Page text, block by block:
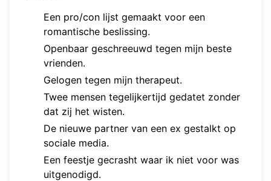
Een pro/con lijst gemaakt voor een
romantische beslissing.
Openbaar geschreeuwd tegen mijn beste
vrienden.
Gelogen tegen mijn therapeut.
Twee mensen tegelijkertijd gedatet zonder
dat zij het wisten.
De nieuwe partner van een ex gestalkt op
sociale media.
Een feestje gecrasht waar ik niet voor was
uitgenodigd.